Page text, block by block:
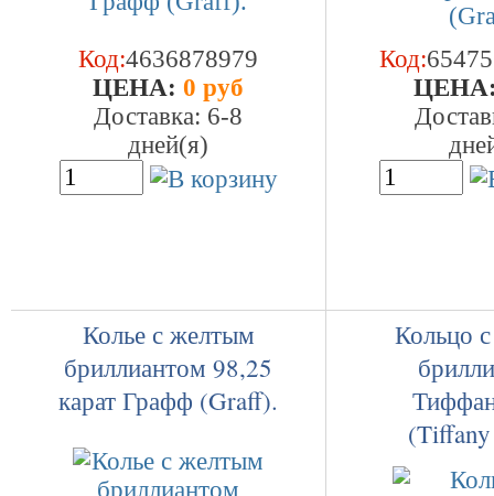
Код:4636878979
ЦEHA: 0 руб
Доставка: 6-8
дней(я)
Код:
Колье с желтым
бриллиантом 98,25
карат Графф (Graff).
Кольцо